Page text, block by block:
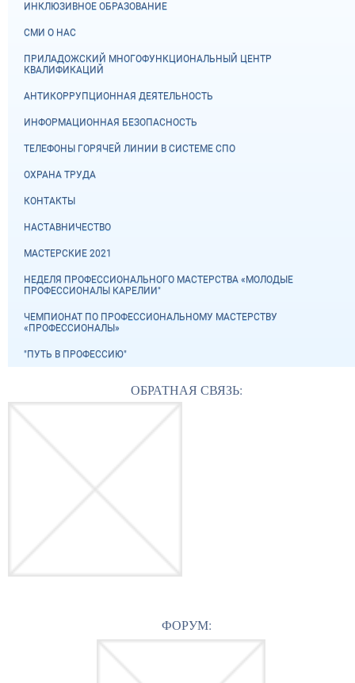
ИНКЛЮЗИВНОЕ ОБРАЗОВАНИЕ
СМИ О НАС
ПРИЛАДОЖСКИЙ МНОГОФУНКЦИОНАЛЬНЫЙ ЦЕНТР
КВАЛИФИКАЦИЙ
АНТИКОРРУПЦИОННАЯ ДЕЯТЕЛЬНОСТЬ
ИНФОРМАЦИОННАЯ БЕЗОПАСНОСТЬ
ТЕЛЕФОНЫ ГОРЯЧЕЙ ЛИНИИ В СИСТЕМЕ СПО
ОХРАНА ТРУДА
КОНТАКТЫ
НАСТАВНИЧЕСТВО
МАСТЕРСКИЕ 2021
НЕДЕЛЯ ПРОФЕССИОНАЛЬНОГО МАСТЕРСТВА «МОЛОДЫЕ
ПРОФЕССИОНАЛЫ КАРЕЛИИ"
ЧЕМПИОНАТ ПО ПРОФЕССИОНАЛЬНОМУ МАСТЕРСТВУ
«ПРОФЕССИОНАЛЫ»
"ПУТЬ В ПРОФЕССИЮ"
ОБРАТНАЯ СВЯЗЬ:
ФОРУМ: